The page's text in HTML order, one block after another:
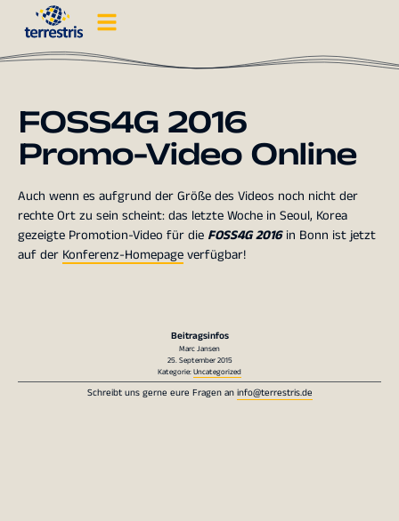
FOSS4G 2016
Promo-Video Online
Auch wenn es aufgrund der Größe des Videos noch nicht der
rechte Ort zu sein scheint: das letzte Woche in Seoul, Korea
gezeigte Promotion-Video für die FOSS4G 2016in Bonn ist jetzt
auf der Konferenz-Homepageverfügbar!
Beitragsinfos
Marc Jansen
25. September 2015
Kategorie:Uncategorized
Schreibt uns gerne eure Fragen aninfo@terrestris.de